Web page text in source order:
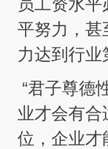
员工资水
平努力，甚
力达到行
“君子尊德
业才会有合
位，企业才